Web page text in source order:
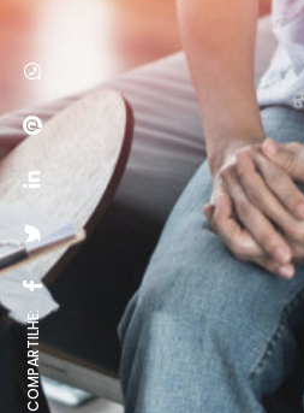
COMPARTILHE: